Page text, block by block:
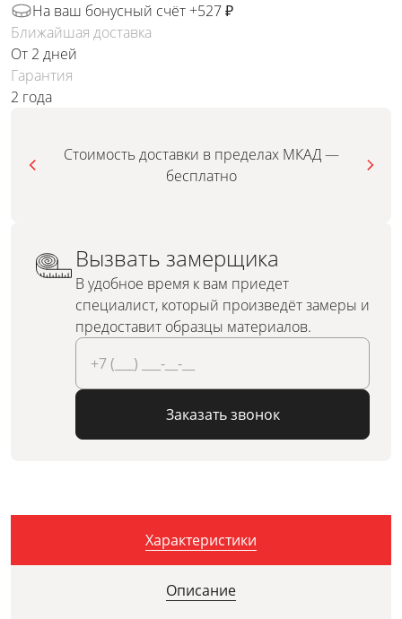
На ваш бонусный счёт +527 ₽
Ближайшая доставка
От 2 дней
Гарантия
2 года
Стоимость доставки в пределах МКАД —
бесплатно
Вызвать замерщика
В удобное время к вам приедет
специалист, который произведёт замеры и
предоставит образцы материалов.
Заказать звонок
Характеристики
Описание